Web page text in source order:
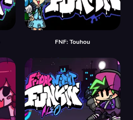
FNF: Touhou